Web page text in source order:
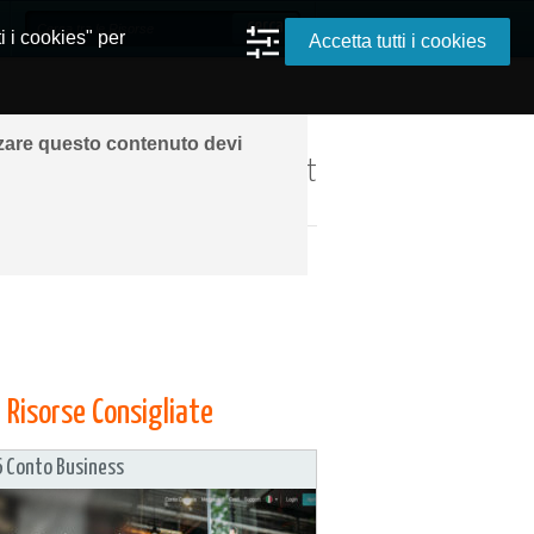
questo contenuto devi
ovunque grazie a Internet
Risorse Consigliate
Conto Business
i cookies" per
Accetta tutti i cookies